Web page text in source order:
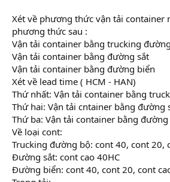
Xét về phương thức vận tải container
phương thức sau :
Vận tải container bằng trucking
Vận tải container bằng đường sắt
Vận tải container bằng đường biển
Xét về lead time ( HCM - HAN)
Thứ nhất: Vận tải container bằng
Thứ hai: Vận tải cntainer bằng đường
Thứ ba: Vận tải container bằng
Về loại cont:
Trucking đường bộ: cont 40, cont 20,
Đường sắt: cont cao 40HC
Đường biển: cont 40, cont 20, cont